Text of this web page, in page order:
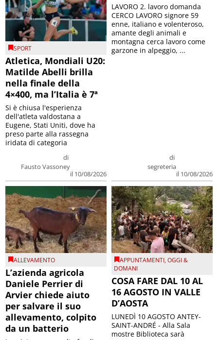
SPORT
Atletica, Mondiali U20:
Matilde Abelli brilla
nella finale della
4×400, ma l’Italia è 7ª
di
Fausto Vassoney
il 10/08/2026
Si è chiusa l'esperienza
dell'atleta valdostana a
Eugene, Stati Uniti, dove ha
preso parte alla rassegna
iridata di categoria
di
segreteria
il 10/08/2026
LAVORO 2. lavoro domanda
CERCO LAVORO signore 59
enne, italiano e volenteroso,
amante degli animali e
montagna cerca lavoro come
garzone in alpeggio, ...
ALLEVAMENTO
L’azienda agricola
Daniele Perrier di
Arvier chiede aiuto
per salvare il suo
allevamento, colpito
da un batterio
APPUNTAMENTI,OGGI &
DOMANI
COSA FARE DAL 10 AL
16 AGOSTO IN VALLE
D’AOSTA
LUNEDÌ 10 AGOSTO ANTEY-
SAINT-ANDRÉ - Alla Sala
mostre Biblioteca sarà